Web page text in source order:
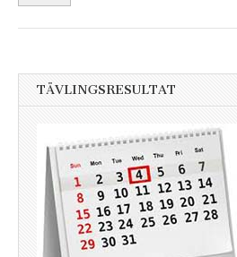
TÄVLINGSRESULTAT